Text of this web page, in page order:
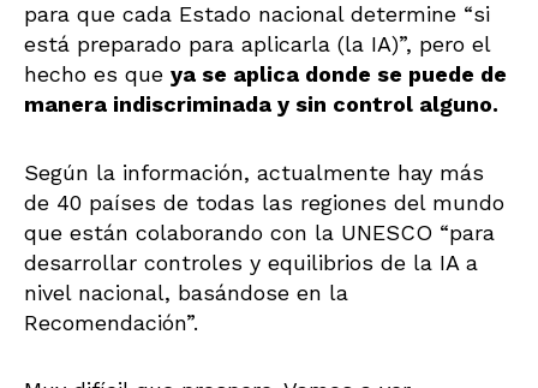
para que cada Estado nacional determine “si
está preparado para aplicarla (la IA)”, pero el
hecho es que ya se aplica donde se puede de
manera indiscriminada y sin control alguno.
Según la información, actualmente hay más
de 40 países de todas las regiones del mundo
que están colaborando con la UNESCO “para
desarrollar controles y equilibrios de la IA a
nivel nacional, basándose en la
Recomendación”.